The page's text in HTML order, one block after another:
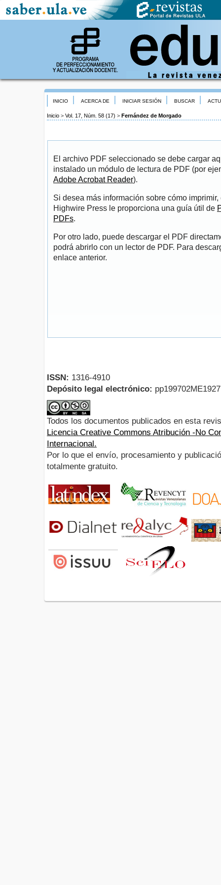
INICIO ACERCA DE INICIAR SESIÓN BUSCAR
Inicio > Vol. 17, Núm. 58 (17) > Fernández de Morgado
El archivo PDF seleccionado se debe cargar
instalado un módulo de lectura de PDF (por
Adobe Acrobat Reader).
Si desea más información sobre cómo
Highwire Press le proporciona una guía útil de
PDFs.
Por otro lado, puede descargar el PDF
podrá abrirlo con un lector de PDF. Para
enlace anterior.
ISSN: 1316-4910
Depósito legal electrónico:
Todos los documentos publicados en esta
Licencia Creative Commons Atribución -No
Internacional.
Por lo que el envío, procesamiento y
totalmente gratuito.